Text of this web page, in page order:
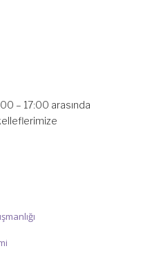
olup, siz değerli
teşekkür